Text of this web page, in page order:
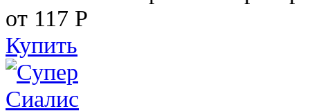
от 117 Р
Купить